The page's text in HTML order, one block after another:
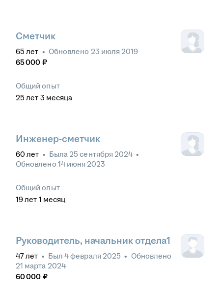
Сметчик
65 лет • Обновлено 23 июля 2019
65 000 ₽
Общий опыт
25 лет 3 месяца
Инженер-сметчик
60 лет • Была 25 сентября 2024 •
Обновлено 14 июня 2023
Общий опыт
19лет 1 месяц
Руководитель, начальник отдела1
47лет • Был 4 февраля 2025 • Обновлено
21 марта 2024
60 000 ₽